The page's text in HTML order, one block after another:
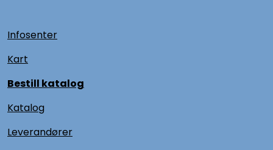
Infosenter
Kart
Bestill katalog
Katalog
Leverandører